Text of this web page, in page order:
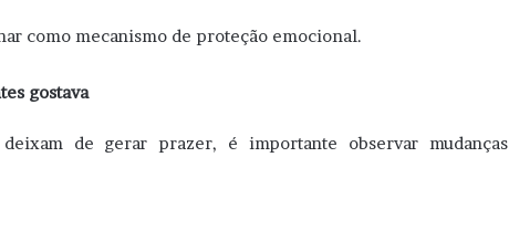
como mecanismo de proteção emocional.
gostava
de gerar prazer, é importante observar mudanças